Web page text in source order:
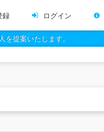
録 ログイン
提案いたします。